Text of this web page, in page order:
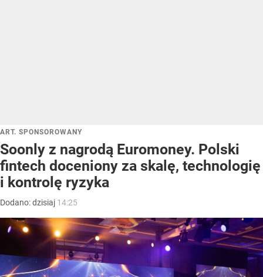
ART. SPONSOROWANY
Soonly z nagrodą Euromoney. Polski
fintech doceniony za skalę, technologię
i kontrolę ryzyka
Dodano:dzisiaj 14:25